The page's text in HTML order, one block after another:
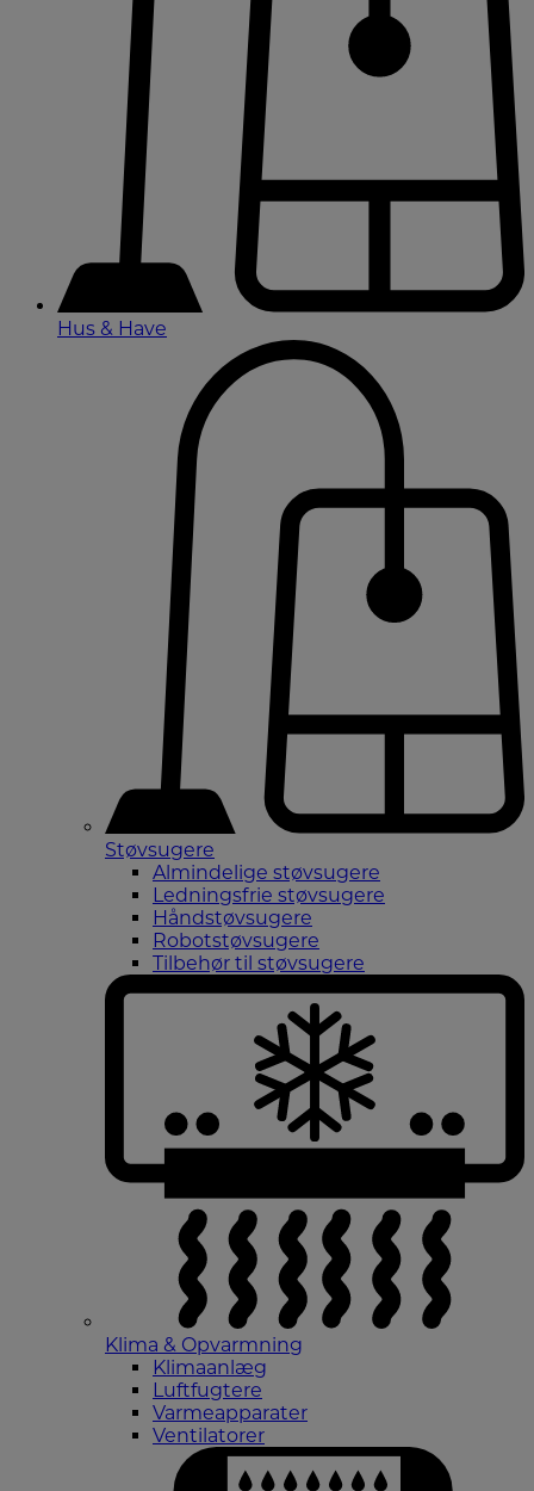
Hus & Have
Støvsugere
Almindelige støvsugere
Ledningsfrie støvsugere
Håndstøvsugere
Robotstøvsugere
Tilbehør til støvsugere
Klima & Opvarmning
Klimaanlæg
Luftfugtere
Varmeapparater
Ventilatorer